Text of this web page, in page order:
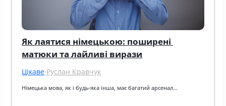
Як лаятися німецькою: поширені
матюки та лайливі вирази
Цікаве·Руслан Кравчук
Німецька мова, як і будь-яка інша, має багатий арсенал…